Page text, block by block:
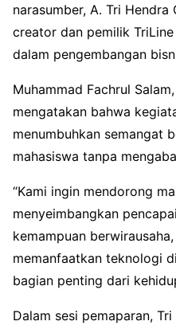
narasumber, A. Tri
creator dan pemilik
dalam pengembangan
Muhammad Fachrul
mengatakan bahwa
menumbuhkan semangat
mahasiswa tanpa
“Kami ingin mendorong
menyeimbangkan
kemampuan
memanfaatkan teknologi
bagian penting dari
Dalam sesi pemaparan,